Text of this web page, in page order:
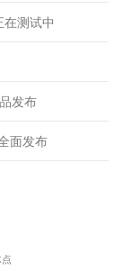
测试中
发布
面发布